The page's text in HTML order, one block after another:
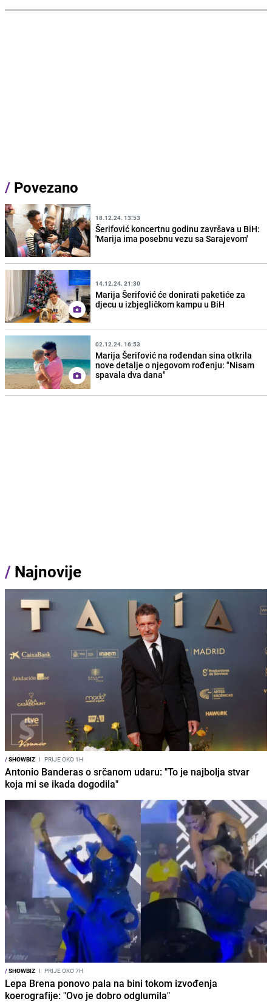
/ Povezano
18.12.24. 13:53
Šerifović koncertnu godinu završava u BiH:
'Marija ima posebnu vezu sa Sarajevom'
14.12.24. 21:30
Marija Šerifović će donirati paketiće za
djecu u izbjegličkom kampu u BiH
02.12.24. 16:53
Marija Šerifović na rođendan sina otkrila
nove detalje o njegovom rođenju: "Nisam
spavala dva dana"
/ Najnovije
/SHOWBIZ I PRIJE OKO 1H
Antonio Banderas o srčanom udaru: "To je najbolja stvar
koja mi se ikada dogodila"
/SHOWBIZ I PRIJE OKO 7H
Lepa Brena ponovo pala na bini tokom izvođenja
koerografije: "Ovo je dobro odglumila"